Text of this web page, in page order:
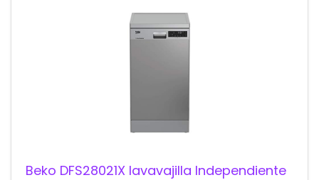
Beko DFS28021X lavavajilla Independiente